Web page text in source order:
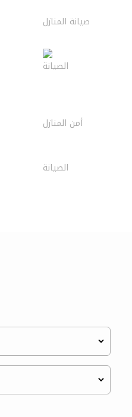
صيانة المنازل
الصيانة
أمن المنازل
الصيانة